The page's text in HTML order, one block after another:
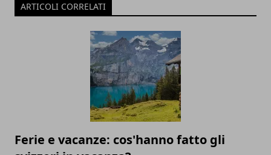
ARTICOLI CORRELATI
Ferie e vacanze: cos'hanno fatto gli